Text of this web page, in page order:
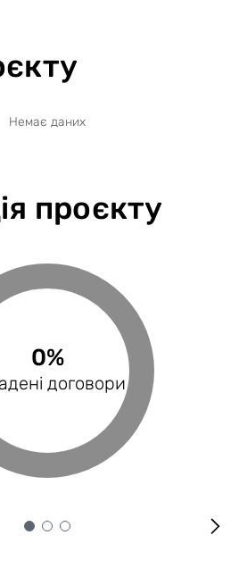
Немає даних
проєкту
0%
договори
0%
поставки
0%
рахунки